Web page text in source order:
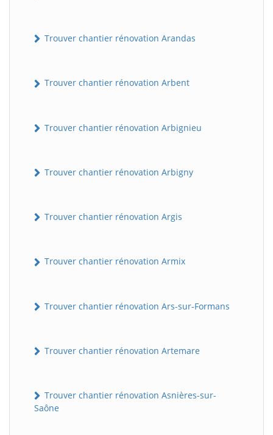
Trouver chantier rénovation Arandas
Trouver chantier rénovation Arbent
Trouver chantier rénovation Arbignieu
Trouver chantier rénovation Arbigny
Trouver chantier rénovation Argis
Trouver chantier rénovation Armix
Trouver chantier rénovation Ars-sur-Formans
Trouver chantier rénovation Artemare
Trouver chantier rénovation Asnières-sur-
Saône